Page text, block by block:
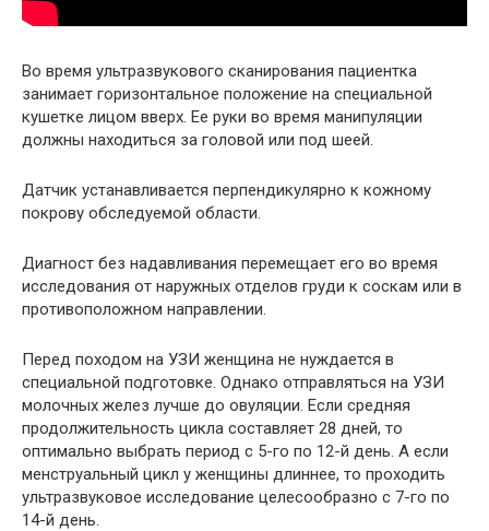
Во время ультразвукового сканирования пациентка
занимает горизонтальное положение на специальной
кушетке лицом вверх. Ее руки во время манипуляции
должны находиться за головой или под шеей.
Датчик устанавливается перпендикулярно к кожному
покрову обследуемой области.
Диагност без надавливания перемещает его во время
исследования от наружных отделов груди к соскам или в
противоположном направлении.
Перед походом на УЗИ женщина не нуждается в
специальной подготовке. Однако отправляться на УЗИ
молочных желез лучше до овуляции. Если средняя
продолжительность цикла составляет 28 дней, то
оптимально выбрать период с 5-го по 12-й день. А если
менструальный цикл у женщины длиннее, то проходить
ультразвуковое исследование целесообразно с 7-го по
14-й день.